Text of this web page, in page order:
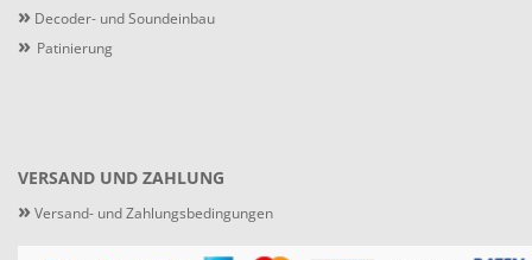
» Decoder- und Soundeinbau
» Patinierung
VERSAND UND ZAHLUNG
» Versand- und Zahlungsbedingungen